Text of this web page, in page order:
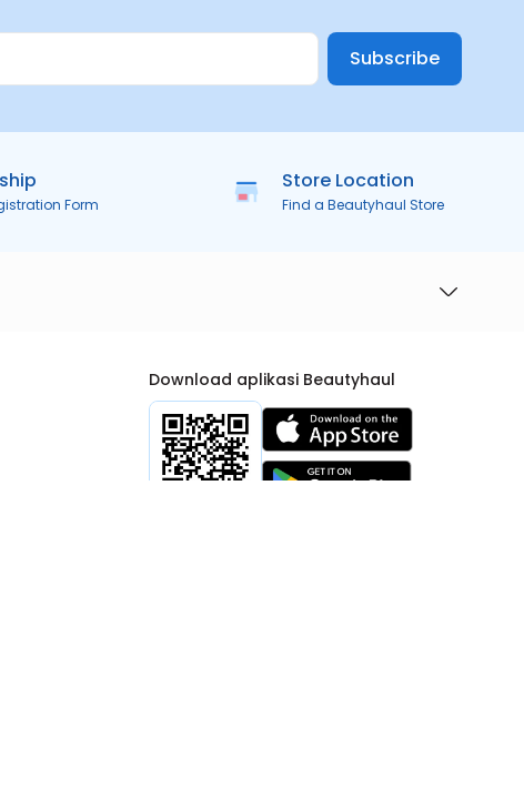
Subscribe
Form
Store Location
Find a Beautyhaul Store
Download aplikasi Beautyhaul